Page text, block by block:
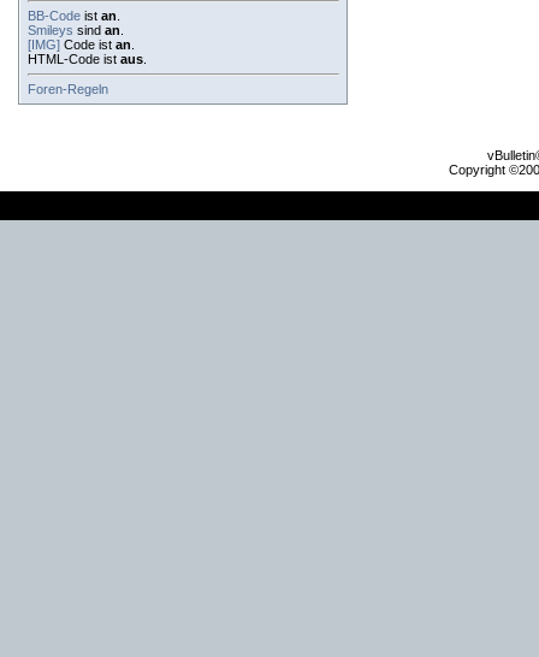
BB-Code ist an
Smileys sind an
[IMG] Code ist an
HTML-Code ist aus
Foren-Regeln
Copyright